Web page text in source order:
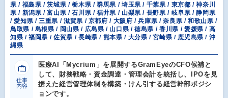
県 / 福島県 / 茨城県 / 栃木県 / 群馬県 / 埼玉県 / 千葉県 / 東京都 / 神奈川
県 / 新潟県 / 富山県 / 石川県 / 福井県 / 山梨県 / 長野県 / 岐阜県 / 静岡県
/ 愛知県 / 三重県 / 滋賀県 / 京都府 / 大阪府 / 兵庫県 / 奈良県 / 和歌山県 /
鳥取県 / 島根県 / 岡山県 / 広島県 / 山口県 / 徳島県 / 香川県 / 愛媛県 / 高
知県 / 福岡県 / 佐賀県 / 長崎県 / 熊本県 / 大分県 / 宮崎県 / 鹿児島県 / 沖
縄県
仕事
内容
医療AI「Mycrium」を展開するGramEyeのCFO候補と
して、財務戦略・資金調達・管理会計を統括し、IPOを見
据えた経営管理体制を構築・けん引する経営幹部ポジシ
ョンです。